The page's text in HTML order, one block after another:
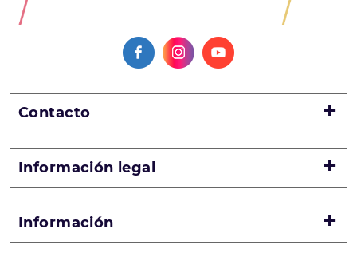
Contacto
Información legal
Información